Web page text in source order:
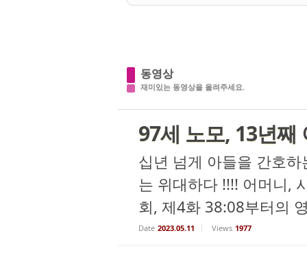
동영상
재미있는 동영상을 올려주세요.
97세 노모, 13년째
십년 넘게 아들을 간호
는 위대하다 !!!! 어머니,
회, 제4화 38:08부터의
Date 2023.05.11 Views 1977